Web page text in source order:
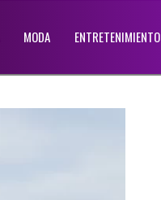
MODA ENTRETENIMIENTO